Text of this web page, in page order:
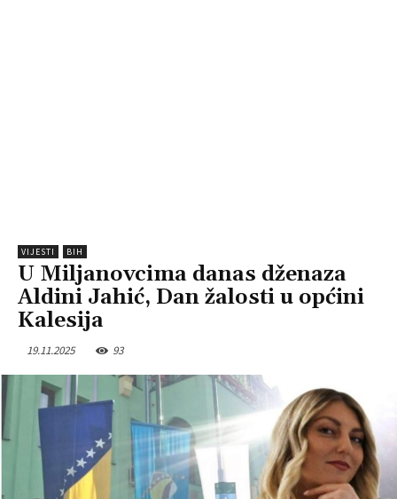
VIJESTI BIH
U Miljanovcima danas dženaza
Aldini Jahić, Dan žalosti u općini
Kalesija
19.11.2025 93